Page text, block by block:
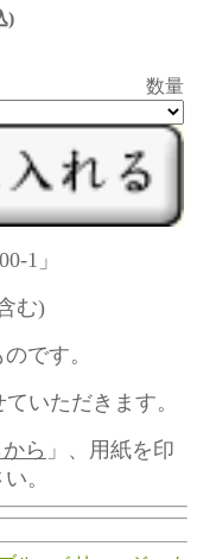
)
数量
1」
む)
です。
いただきます。
ら 」、用紙を印
。